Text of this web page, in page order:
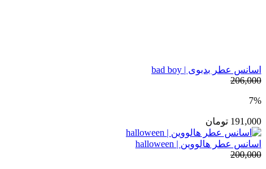
اسانس عطر بدبوی | bad boy
206,000
7%
191,000 تومان
اسانس عطر هالووین | halloween
200,000